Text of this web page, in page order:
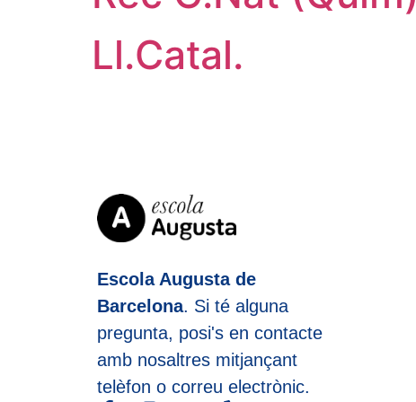
Ll.Catal.
Escola Augusta de
Barcelona. Si té alguna
pregunta, posi's en contacte
amb nosaltres mitjançant
telèfon o correu electrònic.